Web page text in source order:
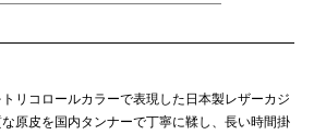
リコロールカラーで表現した日本製レザーカジ
原皮を国内タンナーで丁寧に鞣し、長い時間掛